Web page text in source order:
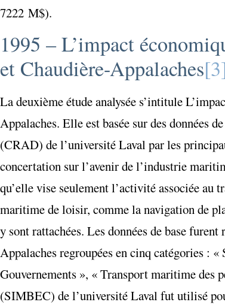
7222 M$).
1995 – L’impact
et Chaudière-Appalaches
La deuxième étude analysée s’intitule
Appalaches. Elle est basée sur des données
(CRAD) de l’université Laval par les
concertation sur l’avenir de l’industrie
qu’elle vise seulement l’activité associée au
maritime de loisir, comme la navigation de
y sont rattachées. Les données de base
Appalaches regroupées en cinq catégories :
Gouvernements », « Transport maritime des
(SIMBEC) de l’université Laval fut utilisé